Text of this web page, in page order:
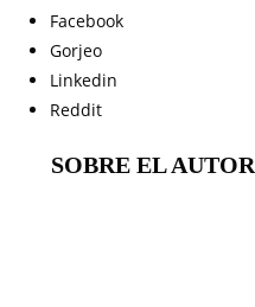
Facebook
Gorjeo
Linkedin
Reddit
SOBRE EL AUTOR